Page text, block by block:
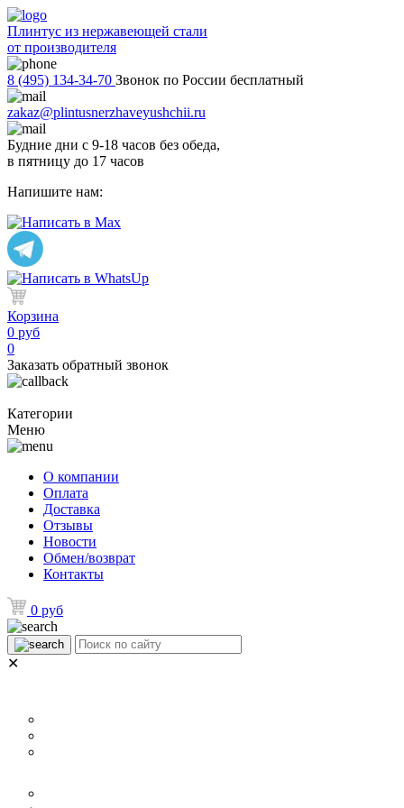
Плинтус из нержавеющей стали
от производителя
8 (495) 134-34-70 Звонок по России бесплатный
zakaz@plintusnerzhaveyushchii.ru
Будние дни с 9-18 часов без обеда,
в пятницу до 17 часов
Напишите нам:
Корзина
0 руб
0
Заказать обратный звонок
Категории
Меню
О компании
Оплата
Доставка
Отзывы
Новости
Обмен/возврат
Контакты
0 руб
✕